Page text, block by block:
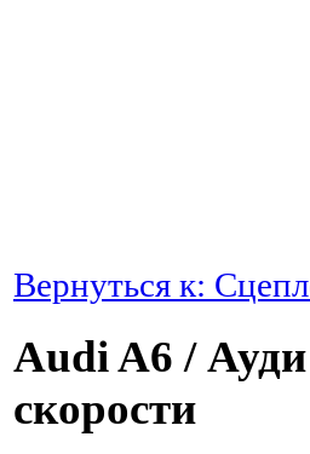
Вернуться к:
Audi A6 /
скорости